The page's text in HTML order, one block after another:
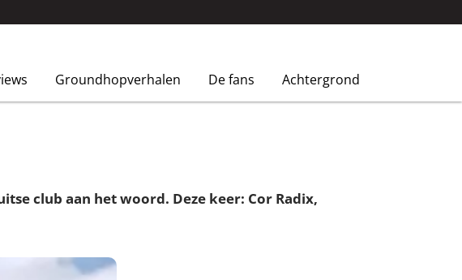
Groundhopverhalen De fans Achtergrond
club aan het woord. Deze keer: Cor Radix,